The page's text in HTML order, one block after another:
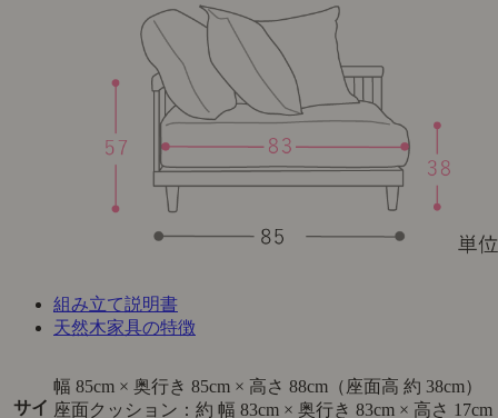
組み立て説明書
天然木家具の特徴
サイ
幅 85cm × 奥行き 85cm × 高さ 88cm（座面高 約 38cm）
座面クッション：約 幅 83cm × 奥行き 83cm × 高さ 17cm